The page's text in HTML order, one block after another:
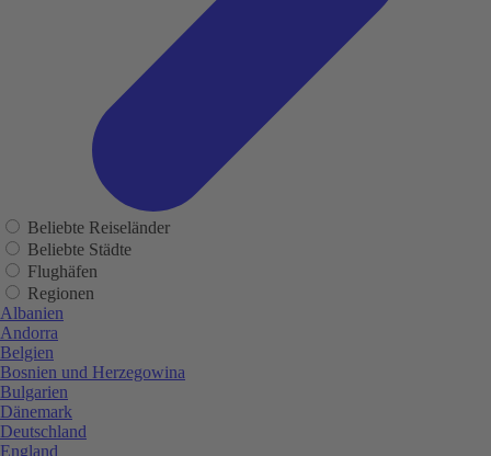
Beliebte Reiseländer
Beliebte Städte
Flughäfen
Regionen
Albanien
Andorra
Belgien
Bosnien und Herzegowina
Bulgarien
Dänemark
Deutschland
England